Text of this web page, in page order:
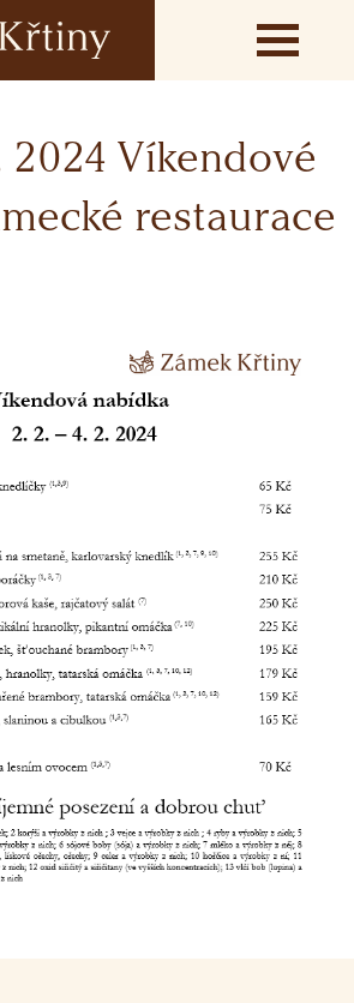
2024 Víkendové
restaurace